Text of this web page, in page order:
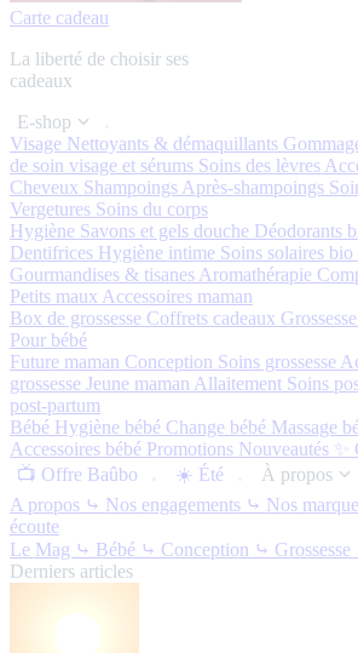
Carte cadeau
La liberté de choisir ses
cadeaux
E-shop
Visage Nettoyants & démaquillants
de soin visage et sérums Soins des lèvres
Cheveux Shampoings Après-shampoings
Vergetures Soins du corps
Hygiène Savons et gels douche Déodorants
Dentifrices Hygiène intime Soins solaires bio
Gourmandises & tisanes Aromathérapie
Petits maux Accessoires maman
Box de grossesse Coffrets cadeaux Grossesse
Pour bébé
Future maman Conception Soins grossesse
grossesse Jeune maman Allaitement Soins
post-partum
Bébé Hygiène bébé Change bébé Massage
Accessoires bébé Promotions Nouveautés ✨
📺 Offre Baûbo
☀️ Été
À propos
A propos ⤷ Nos engagements ⤷ Nos
écoute
Le Mag ⤷ Bébé ⤷ Conception ⤷ Grossesse
Derniers articles